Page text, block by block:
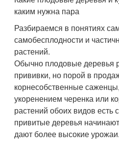
каким нужна пара
Разбираемся в понятиях
самобесплодности и
растений.
Обычно плодовые деревья
прививки, но порой в
корнесобственные
укоренением черенка или
растений обоих видов
привитые деревья
дают более высокие урожаи.